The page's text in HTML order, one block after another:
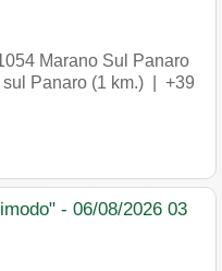
Marano Sul Panaro
sul Panaro (1 km.) | +39
- 06/08/2026 03